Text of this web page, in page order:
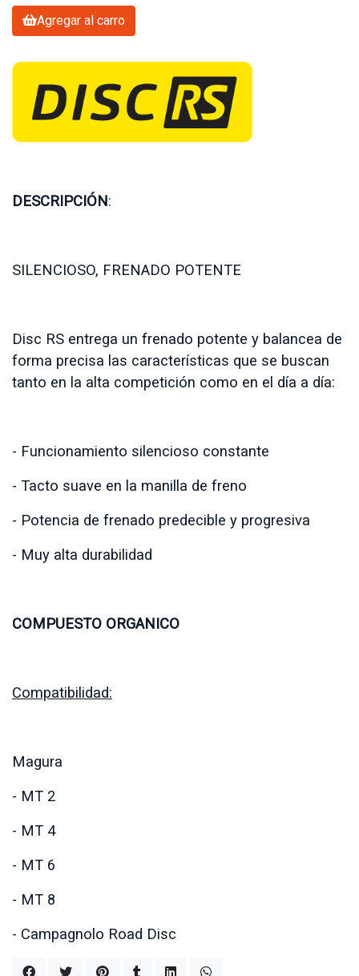
Agregar al carro
DESCRIPCIÓN:
SILENCIOSO, FRENADO POTENTE
Disc RS entrega un frenado potente y balancea de
forma precisa las características que se buscan
tanto en la alta competición como en el día a día:
- Funcionamiento silencioso constante
- Tacto suave en la manilla de freno
- Potencia de frenado predecible y progresiva
- Muy alta durabilidad
COMPUESTO ORGANICO
Compatibilidad:
Magura
- MT 2
- MT 4
- MT 6
- MT 8
- Campagnolo Road Disc